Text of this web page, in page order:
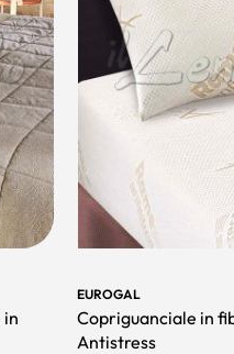
in
EUROGAL
Copriguanciale in
Antistress